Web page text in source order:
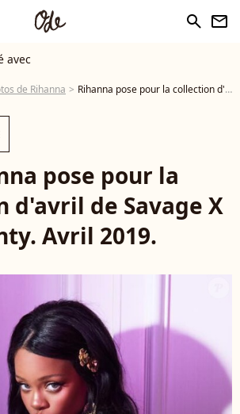
search newsletter
avec
de Rihanna Rihanna pose pour la collection d'avril de Savage X Fenty. Avril 2019. - Photo
pose pour la
d'avril de Savage X
Avril 2019.